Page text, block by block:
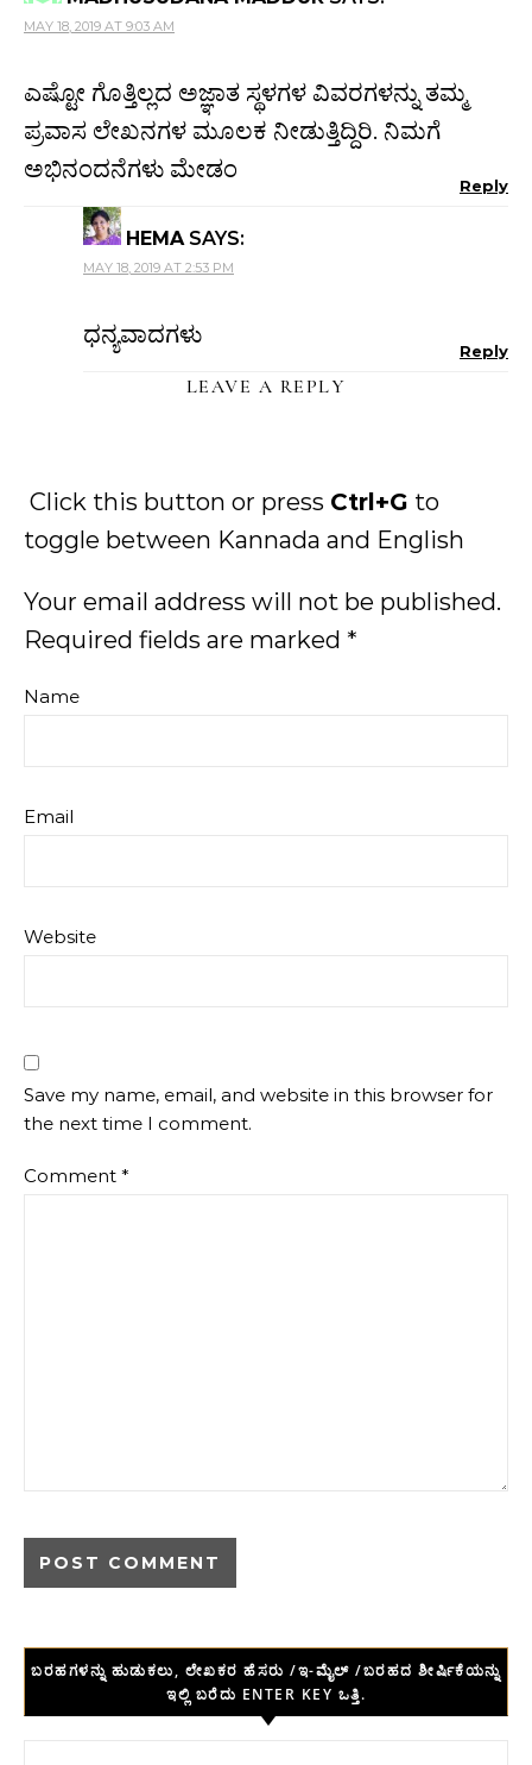
MAY 18, 2019 AT 9:03 AM
ಎಷ್ಟೋ ಗೊತ್ತಿಲ್ಲದ ಅಜ್ಞಾತ ಸ್ಥಳಗಳ ವಿವರಗಳನ್ನು ತಮ್ಮ
ಪ್ರವಾಸ ಲೇಖನಗಳ ಮೂಲಕ ನೀಡುತ್ತಿದ್ದಿರಿ. ನಿಮಗೆ
ಅಭಿನಂದನೆಗಳು ಮೇಡಂ
Reply
HEMA SAYS:
MAY 18, 2019 AT 2:53 PM
ಧನ್ಯವಾದಗಳು
Reply
LEAVE A REPLY
Click this button or press Ctrl+G to
toggle between Kannada and English
Your email address will not be published.
Required fields are marked *
Name
Email
Website
Save my name, email, and website in this browser for
the next time I comment.
Comment *
ಬರಹಗಳನ್ನು ಹುಡುಕಲು, ಲೇಖಕರ ಹೆಸರು /ಇ-ಮೈಲ್ /ಬರಹದ ಶೀರ್ಷಿಕೆಯನ್ನು
ಇಲ್ಲಿ ಬರೆದು ENTER KEY ಒತ್ತಿ.